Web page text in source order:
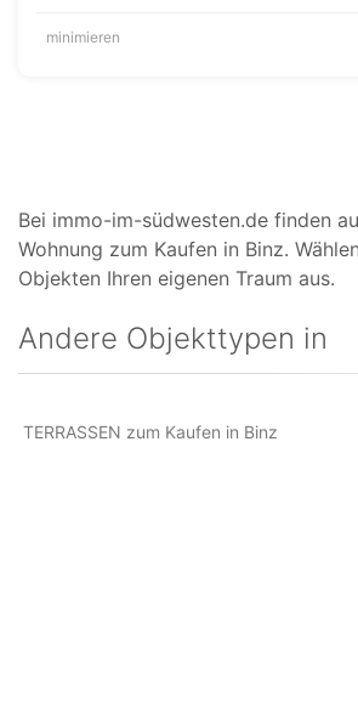
minimieren
Bei immo-im-südwesten.de finden
Wohnung zum Kaufen in Binz.
Objekten Ihren eigenen Traum aus.
Andere Objekttypen in
TERRASSEN zum Kaufen in Binz